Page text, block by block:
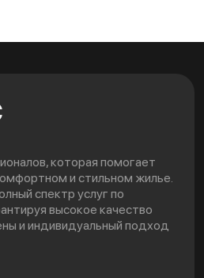
которая помогает
и стильном жилье.
спектр услуг по
высокое качество
и индивидуальный подход